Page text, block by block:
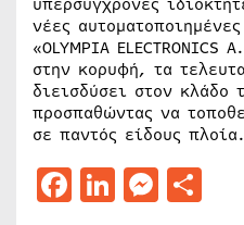
νέες
«OLYMPIA
στην κορυφή, τα
διεισδύσει στον κλάδο
προσπαθώντας να
σε παντός είδους πλοία.
Facebook
LinkedIn